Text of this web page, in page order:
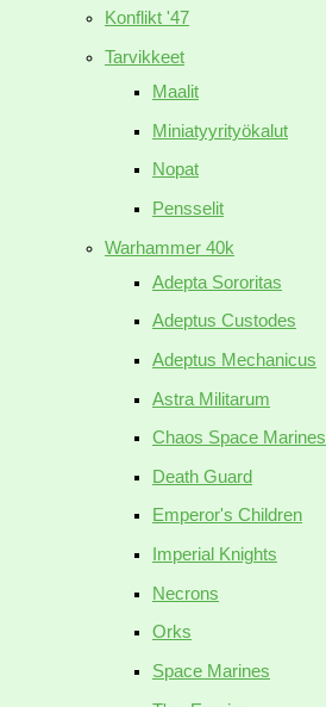
Konflikt '47
Tarvikkeet
Maalit
Miniatyyrityökalut
Nopat
Pensselit
Warhammer 40k
Adepta Sororitas
Adeptus Custodes
Adeptus Mechanicus
Astra Militarum
Chaos Space Marines
Death Guard
Emperor's Children
Imperial Knights
Necrons
Orks
Space Marines